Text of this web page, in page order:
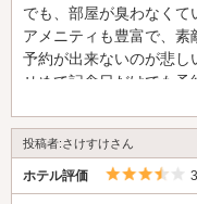
でも、部屋が臭わなくて
アメニティも豊富で、素
予約が出来ないのが悲し
せめて記念日だけでも予
あと、お風呂のマット
お願いします！
投稿者:さけすけさん
ホテル評価